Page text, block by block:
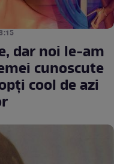
dar noi le-am
cunoscute
cool de azi